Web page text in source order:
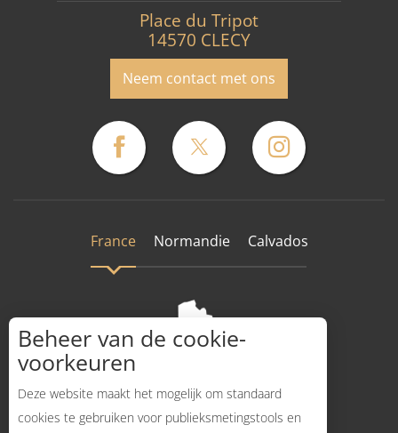
Place du Tripot
14570 CLECY
Neem contact met ons
France Normandie Calvados
Beheer van de cookie-
voorkeuren
Deze website maakt het mogelijk om standaard
cookies te gebruiken voor publieksmetingstools en